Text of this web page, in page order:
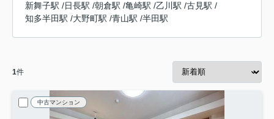
新舞子駅 /日長駅 /朝倉駅 /亀崎駅 /乙川駅 /古見駅 /
知多半田駅 /大野町駅 /青山駅 /半田駅
1件
中古マンション